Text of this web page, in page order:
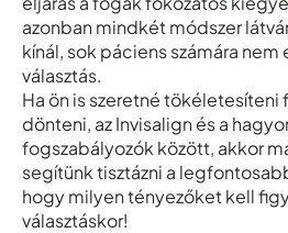
azonban mindkét módszer
kínál, sok páciens számára
választás.
Ha ön is szeretné tökéletesíteni
dönteni, az Invisalign és a
fogszabályozók között, akkor
segítünk tisztázni a
hogy milyen tényezőket kell
választáskor!